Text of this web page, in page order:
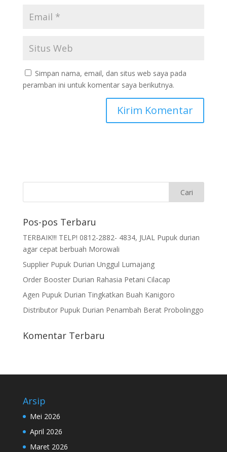
Simpan nama, email, dan situs web saya pada
peramban ini untuk komentar saya berikutnya.
Pos-pos Terbaru
TERBAIK!!! TELP! 0812-2882- 4834, JUAL Pupuk durian
agar cepat berbuah Morowali
Supplier Pupuk Durian Unggul Lumajang
Order Booster Durian Rahasia Petani Cilacap
Agen Pupuk Durian Tingkatkan Buah Kanigoro
Distributor Pupuk Durian Penambah Berat Probolinggo
Komentar Terbaru
Arsip
Mei 2026
April 2026
Maret 2026